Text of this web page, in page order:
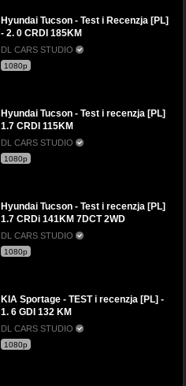
Hyundai Tucson - Test i Recenzja [PL]
- 2. 0 CRDI 185KM
DL CARS STUDIO
1080p
Hyundai Tucson - Test i recenzja [PL]
1.7 CRDI 115KM
DL CARS STUDIO
1080p
Hyundai Tucson - Test i recenzja [PL]
1.7 CRDi 141KM 7DCT 2WD
DL CARS STUDIO
1080p
KIA Sportage - TEST i recenzja [PL] -
1. 6 GDI 132 KM
DL CARS STUDIO
1080p